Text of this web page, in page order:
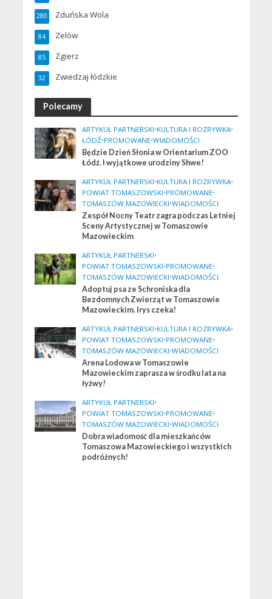
Zduńska Wola
280
Zelów
84
Zgierz
85
Zwiedzaj łódzkie
32
Polecamy
ARTYKUŁ PARTNERSKI•KULTURA I ROZRYWKA•
ŁÓDŹ•PROMOWANE•WIADOMOŚCI
Będzie Dzień Słonia w Orientarium ZOO
Łódź. I wyjątkowe urodziny Shwe!
ARTYKUŁ PARTNERSKI•KULTURA I ROZRYWKA•
POWIAT TOMASZOWSKI•PROMOWANE•
TOMASZÓW MAZOWIECKI•WIADOMOŚCI
Zespół Nocny Teatr zagra podczas Letniej
Sceny Artystycznej w Tomaszowie
Mazowieckim
ARTYKUŁ PARTNERSKI•
POWIAT TOMASZOWSKI•PROMOWANE•
TOMASZÓW MAZOWIECKI•WIADOMOŚCI
Adoptuj psa ze Schroniska dla
Bezdomnych Zwierząt w Tomaszowie
Mazowieckim. Irys czeka!
ARTYKUŁ PARTNERSKI•KULTURA I ROZRYWKA•
POWIAT TOMASZOWSKI•PROMOWANE•
TOMASZÓW MAZOWIECKI•WIADOMOŚCI
Arena Lodowa w Tomaszowie
Mazowieckim zaprasza w środku lata na
łyżwy!
ARTYKUŁ PARTNERSKI•
POWIAT TOMASZOWSKI•PROMOWANE•
TOMASZÓW MAZOWIECKI•WIADOMOŚCI
Dobra wiadomość dla mieszkańców
Tomaszowa Mazowieckiego i wszystkich
podróżnych!